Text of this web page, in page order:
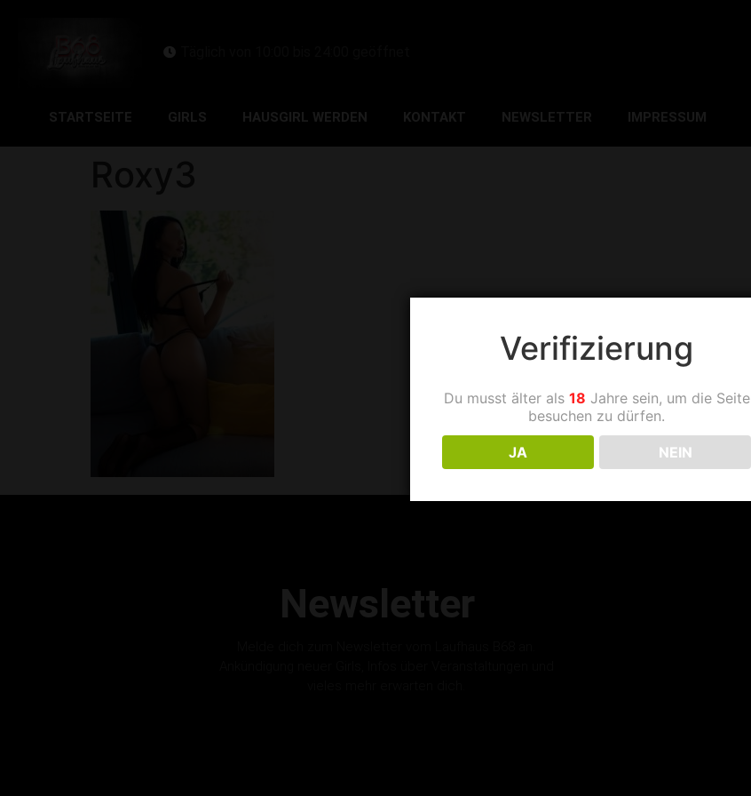
STARTSEITE GIRLS HAUSGIRL WERDEN KONTAKT NEWSLETTER IMPRESSUM
Newsletter
Verifizierung
Du musst älter als 18 Jahre sein, um die Seite
besuchen zu dürfen.
JA NEIN